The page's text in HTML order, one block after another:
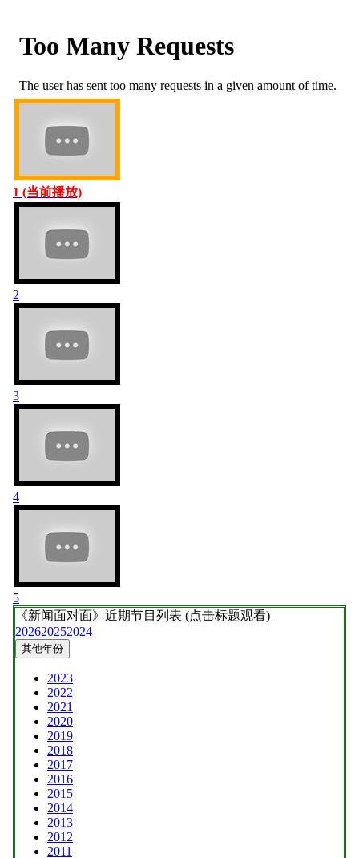
1 (当前播放)
2
3
4
5
《新闻面对面》 近期节目列表 (点击标题观看)
202620252024
其他年份
2023
2022
2021
2020
2019
2018
2017
2016
2015
2014
2013
2012
2011